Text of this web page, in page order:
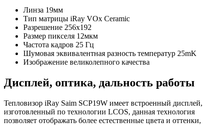
Линза 19мм
Тип матрицы iRay VOx Ceramic
Разрешение 256x192
Размер пикселя 12мкм
Частота кадров 25 Гц
Шумовая эквивалентная разность температур 25mK
Изображение великолепного качества
Дисплей, оптика, дальность работы
Тепловизор iRay Saim SCP19W имеет встроенный дисплей,
изготовленный по технологии LCOS, данная технология
позволяет отображать более естественные цвета и оттенки,